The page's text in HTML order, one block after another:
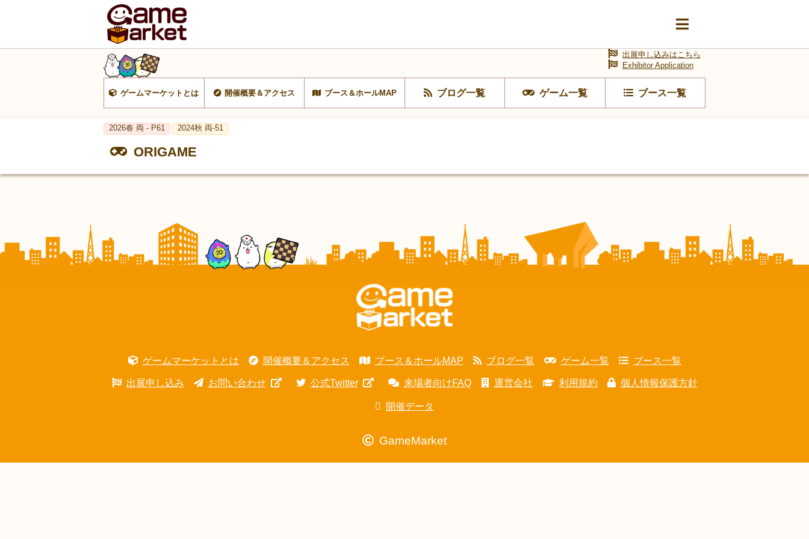
ゲームマーケットとは 開催概要＆アクセス ブース＆ホールMAP ブログ一覧 ゲーム一覧 ブース一覧
出展申し込みはこちら
Exhibitor Application
2026春 両 - P61 2024秋 両-51
ORIGAME
ゲームマーケットとは 開催概要＆アクセス ブース＆ホールMAP ブログ一覧 ゲーム一覧 ブース一覧
出展申し込み お問い合わせ 公式Twitter 来場者向けFAQ 運営会社 利用規約 個人情報保護方針
開催データ
GameMarket